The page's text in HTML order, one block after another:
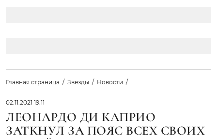
Главная страница Звезды Новости
02.11.2021 19:11
ЛЕОНАРДО ДИ КАПРИО
ЗАТКНУЛ ЗА ПОЯС ВСЕХ СВОИХ